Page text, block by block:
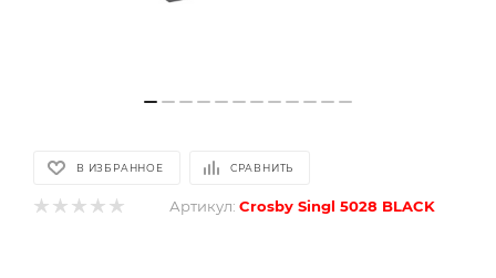
В ИЗБРАННОЕ СРАВНИТЬ
Артикул: Crosby Singl 5028 BLACK